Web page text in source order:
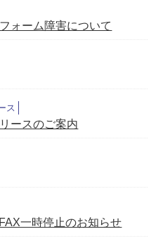
ォーム障害について
ス
ースのご案内
一時停止のお知らせ